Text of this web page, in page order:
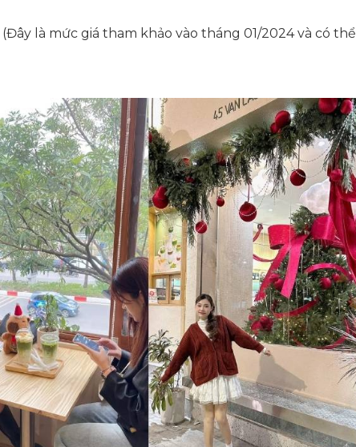
(Đây là mức giá tham khảo vào tháng 01/2024 và có thể